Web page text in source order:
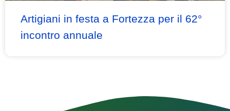
Artigiani in festa a Fortezza per il 62°
incontro annuale